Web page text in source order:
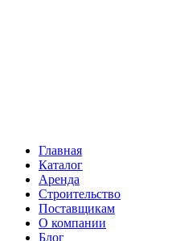
Главная
Каталог
Аренда
Строительство
Поставщикам
О компании
Блог